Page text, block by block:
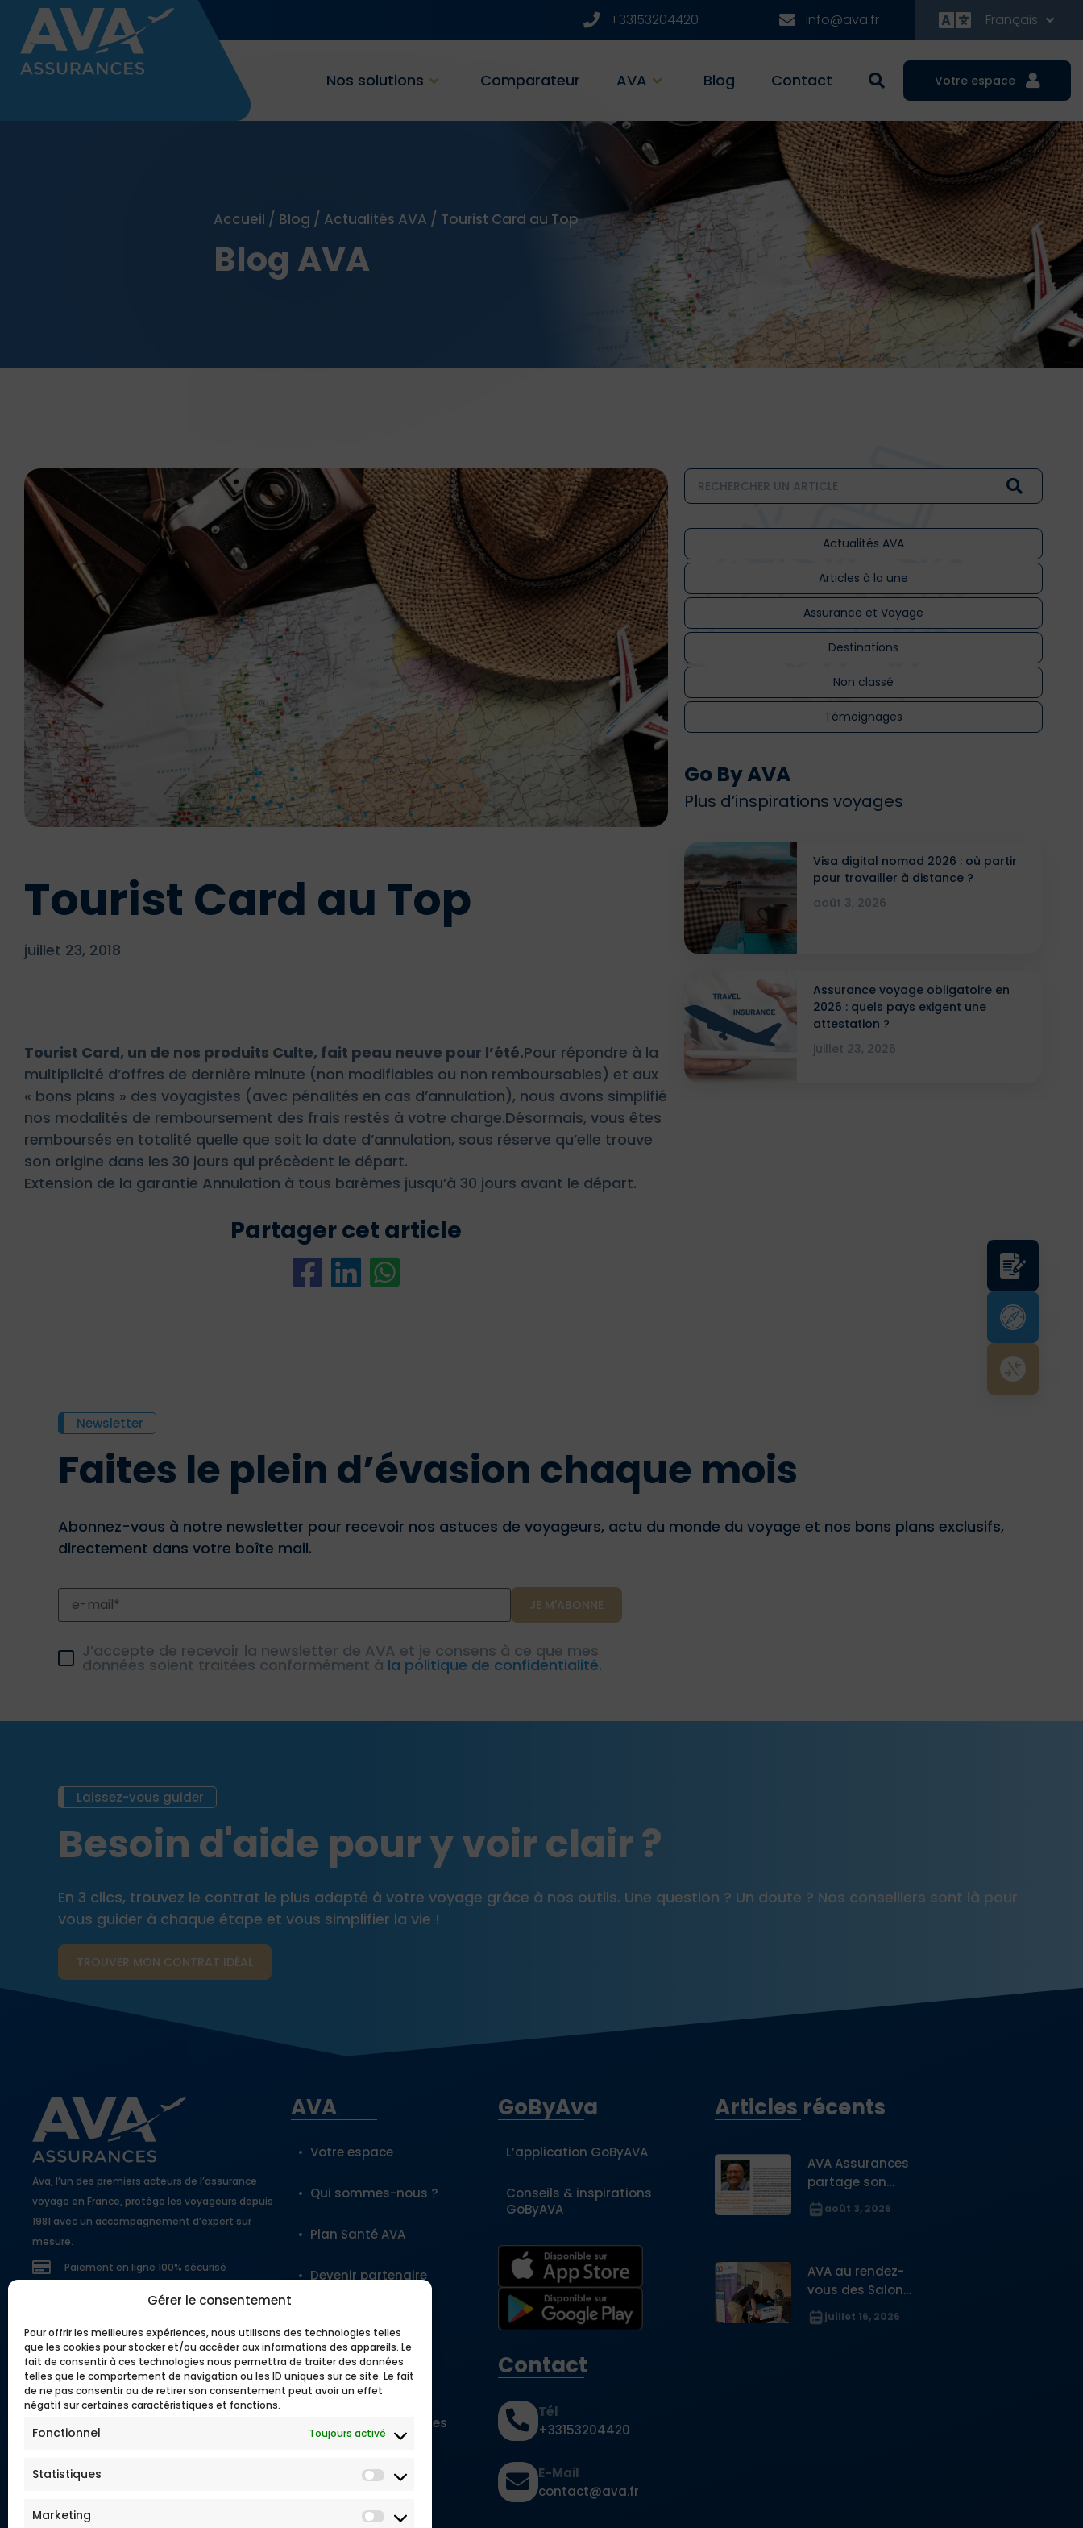
Gérer le consentement
Pour offrir les meilleures expériences, nous utilisons des technologies telles
que les cookies pour stocker et/ou accéder aux informations des appareils. Le
fait de consentir à ces technologies nous permettra de traiter des données
telles que le comportement de navigation ou les ID uniques sur ce site. Le fait
de ne pas consentir ou de retirer son consentement peut avoir un effet
négatif sur certaines caractéristiques et fonctions.
Fonctionnel Toujours activé
Statistiques
Marketing
+33153204420 info@ava.fr Français
Nos solutions Comparateur AVA Blog Contact Votre espace
Accueil / Blog / Actualités AVA / Tourist Card au Top
Blog AVA
Tourist Card au Top
juillet 23, 2018
Tourist Card, un de nos produits Culte, fait peau neuve pour l’été.Pour répondre à la
multiplicité d’offres de dernière minute (non modifiables ou non remboursables) et aux
« bons plans » des voyagistes (avec pénalités en cas d’annulation), nous avons simplifié
nos modalités de remboursement des frais restés à votre charge.Désormais, vous êtes
remboursés en totalité quelle que soit la date d’annulation, sous réserve qu’elle trouve
son origine dans les 30 jours qui précèdent le départ.
Extension de la garantie Annulation à tous barèmes jusqu’à 30 jours avant le départ.
Partager cet article
Actualités AVA
Articles à la une
Assurance et Voyage
Destinations
Non classé
Témoignages
Go By AVA
Plus d’inspirations voyages
Visa digital nomad 2026 : où partir
pour travailler à distance ?
août 3, 2026
Assurance voyage obligatoire en
2026 : quels pays exigent une
attestation ?
juillet 23, 2026
Newsletter
Faites le plein d’évasion chaque mois
Abonnez-vous à notre newsletter pour recevoir nos astuces de voyageurs, actu du monde du voyage et nos bons plans exclusifs,
directement dans votre boîte mail.
J’accepte de recevoir la newsletter de AVA et je consens à ce que mes
données soient traitées conformément à la politique de confidentialité.
Laissez-vous guider
Besoin d'aide pour y voir clair ?
En 3 clics, trouvez le contrat le plus adapté à votre voyage grâce à nos outils. Une question ? Un doute ? Nos conseillers sont là pour
vous guider à chaque étape et vous simplifier la vie !
TROUVER MON CONTRAT​ IDÉAL
Ava, l’un des premiers acteurs de l’assurance
voyage en France, protège les voyageurs depuis
1981 avec un accompagnement d’expert sur
mesure.
Paiement en ligne 100% sécurisé
AVA
Votre espace
Qui sommes-nous ?
Plan Santé AVA
Devenir partenaire
Nos outils
Lexique
Questions fréquentes
GoByAva
L’application GoByAVA
Conseils & inspirations
GoByAVA
Contact
Tél
+33153204420
E-Mail
contact@ava.fr
Articles récents
AVA Assurances
partage son
expertise sur la
protection des
des Français à
l’étranger
août 3, 2026
AVA au rendez-
vous des Salons
du PVT Australie
à Lyon et à Paris
juillet 16, 2026